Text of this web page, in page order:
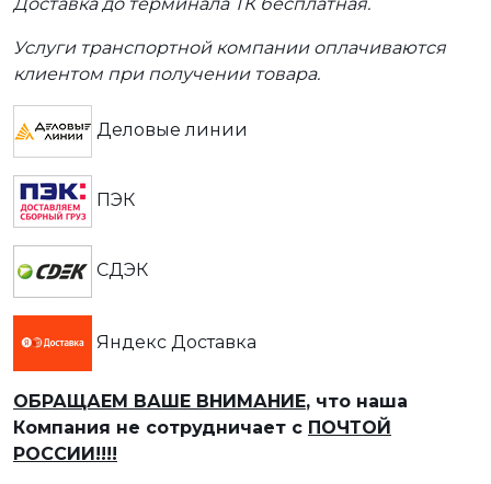
Услуги транспортной компании оплачиваются
клиентом при получении товара.
Деловые линии
ПЭК
СДЭК
Яндекс Доставка
ОБРАЩАЕМ ВАШЕ ВНИМАНИЕ, что наша
Компания не сотрудничает с ПОЧТОЙ
РОССИИ!!!!